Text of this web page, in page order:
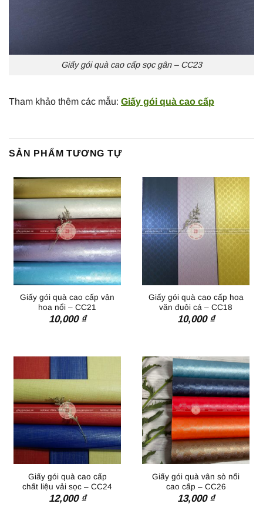
Giấy gói quà cao cấp sọc gân – CC23
Tham khảo thêm các mẫu: Giấy gói quà cao cấp
SẢN PHẨM TƯƠNG TỰ
Giấy gói quà cao cấp vân
hoa nổi – CC21
10,000 ₫
Giấy gói quà cao cấp hoa
văn đuôi cá – CC18
10,000 ₫
Giấy gói quà cao cấp
chất liệu vải sọc – CC24
12,000 ₫
Giấy gói quà vân sò nổi
cao cấp – CC26
13,000 ₫